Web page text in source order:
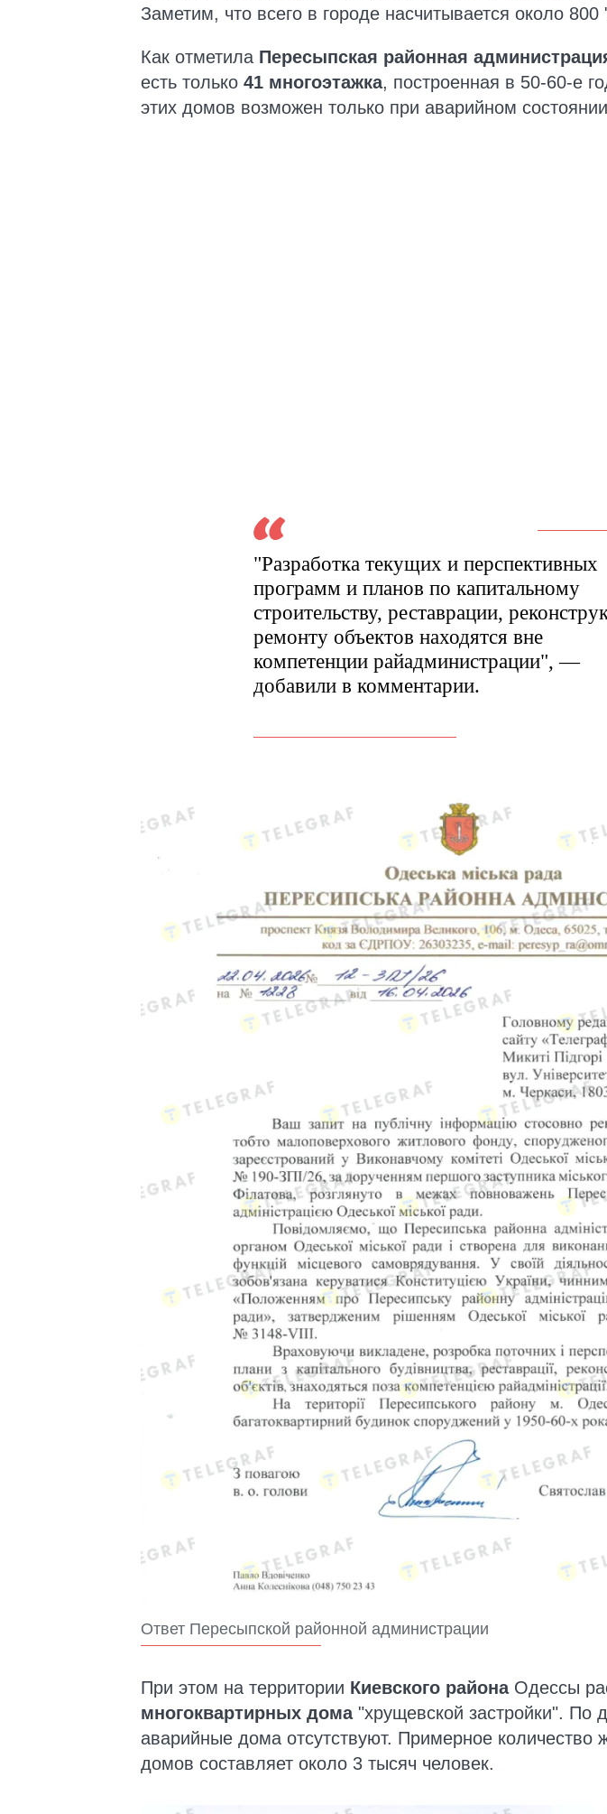
Заметим, что всего в городе насчитывается около 800
Как отметила Пересыпская районная
есть только 41 многоэтажка, построенная в 50-60-е
этих домов возможен только при аварийном
"Разработка текущих и перспективных
программ и планов по капитальному
строительству, реставрации,
ремонту объектов находятся вне
компетенции райадминистрации", —
добавили в комментарии.
Ответ Пересыпской районной администрации
При этом на территории Киевского районаОдессы
многоквартирных дома"хрущевской застройки". По
аварийные дома отсутствуют. Примерное количество
домов составляет около 3 тысяч человек.